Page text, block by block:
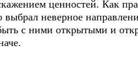
ценностей. Как
неверное
с ними открытыми и